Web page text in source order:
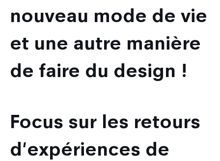
nouveau mode de vie
et une autre manière
de faire du design !
Focus sur les retours
d'expériences de